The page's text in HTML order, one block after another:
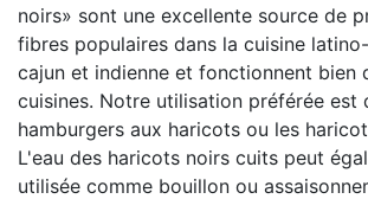
noirs» sont une excellente source de
fibres populaires dans la cuisine
cajun et indienne et fonctionnent bien
cuisines. Notre utilisation préférée est
hamburgers aux haricots ou les
L'eau des haricots noirs cuits peut
utilisée comme bouillon ou